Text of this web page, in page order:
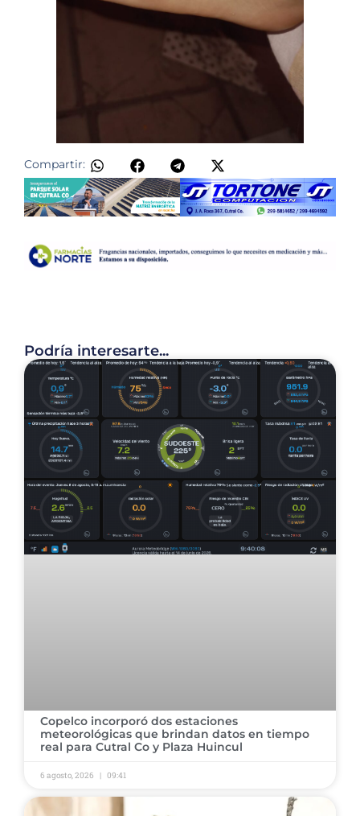
Compartir:
Podría interesarte...
Copelco incorporó dos estaciones
meteorológicas que brindan datos en tiempo
real para Cutral Co y Plaza Huincul
6 agosto, 2026 09:41